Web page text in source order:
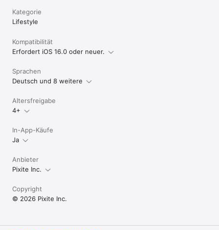
Kategorie
Lifestyle
Kompatibilität
Erfordert iOS 16.0 oder neuer.
Sprachen
Deutsch und 8 weitere
Altersfreigabe
4+
In-App-Käufe
Ja
Anbieter
Pixite Inc.
Copyright
© 2026 Pixite Inc.